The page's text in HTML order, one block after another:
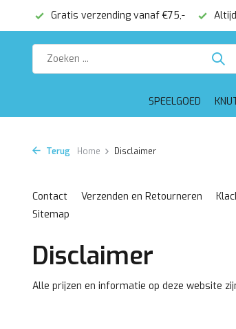
Gratis verzending vanaf €75,-
SPEELGOED
Terug Home Disclaimer
Contact Verzenden en Retourneren
Sitemap
Disclaimer
Alle prijzen en informatie op deze website